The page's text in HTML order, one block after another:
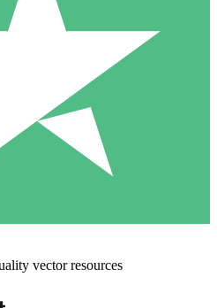
vector resources